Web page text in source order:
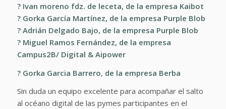
? Ivan moreno fdz. de leceta, de la empresa Kaibot
? Gorka García Martínez, de la empresa Purple Blob
? Adrián Delgado Bajo, de la empresa Purple Blob
? Miguel Ramos Fernández, de la empresa
Campus2B/ Digital & Aipower
? Gorka Garcia Barrero, de la empresa Berba
Sin duda un equipo excelente para acompañar el salto
al océano digital de las pymes participantes en el